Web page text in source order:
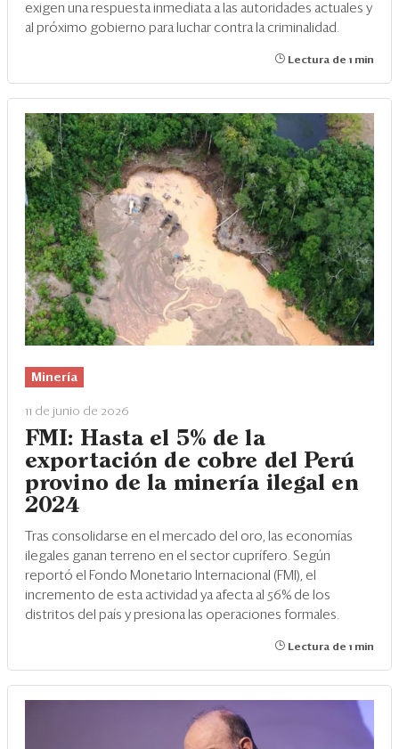
exigen una respuesta inmediata a las autoridades actuales y
al próximo gobierno para luchar contra la criminalidad.
Lectura de 1 min
Minería
11 de junio de 2026
FMI: Hasta el 5% de la
exportación de cobre del Perú
provino de la minería ilegal en
2024
Tras consolidarse en el mercado del oro, las economías
ilegales ganan terreno en el sector cuprífero. Según
reportó el Fondo Monetario Internacional (FMI), el
incremento de esta actividad ya afecta al 56% de los
distritos del país y presiona las operaciones formales.
Lectura de 1 min